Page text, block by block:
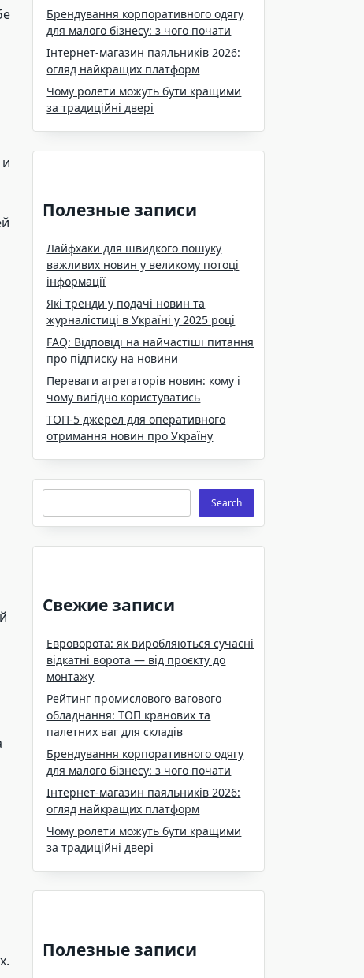
Брендування корпоративного одягу
для малого бізнесу: з чого почати
Інтернет-магазин паяльників 2026:
огляд найкращих платформ
Чому ролети можуть бути кращими
за традиційні двері
Полезные записи
Лайфхаки для швидкого пошуку
важливих новин у великому потоці
інформації
Які тренди у подачі новин та
журналістиці в Україні у 2025 році
FAQ: Відповіді на найчастіші питання
про підписку на новини
Переваги агрегаторів новин: кому і
чому вигідно користуватись
ТОП-5 джерел для оперативного
отримання новин про Україну
Search Search
Свежие записи
Евроворота: як виробляються сучасні
відкатні ворота — від проєкту до
монтажу
Рейтинг промислового вагового
обладнання: ТОП кранових та
палетних ваг для складів
Брендування корпоративного одягу
для малого бізнесу: з чого почати
Інтернет-магазин паяльників 2026:
огляд найкращих платформ
Чому ролети можуть бути кращими
за традиційні двері
Полезные записи